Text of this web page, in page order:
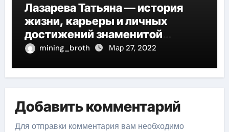
Лазарева Татьяна — история
жизни, карьеры и личных
достижений знаменитой
актрисы, восходящей на олимп
mining_broth Мар 27, 2022
Добавить комментарий
Для отправки комментария вам необходимо